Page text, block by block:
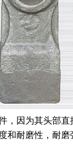
因为其头部直
和耐磨性，耐